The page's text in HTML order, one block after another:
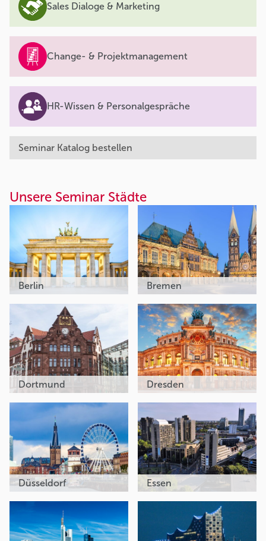
Sales Dialoge & Marketing
Change- & Projektmanagement
HR-Wissen & Personalgespräche
Seminar Katalog bestellen
Unsere Seminar Städte
Berlin Bremen
Dortmund Dresden
Düsseldorf Essen